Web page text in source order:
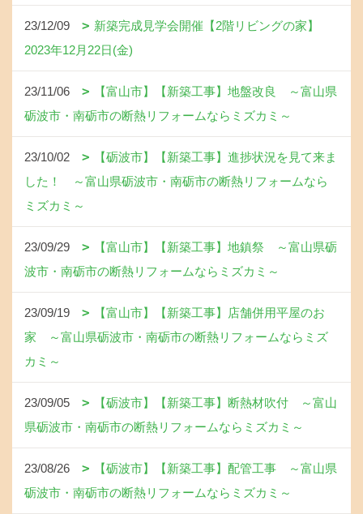
23/12/09
新築完成見学会開催【2階リビングの家】
2023年12月22日(金)
23/11/06
【富山市】【新築工事】地盤改良 ～富山県
砺波市・南砺市の断熱リフォームならミズカミ～
23/10/02
【砺波市】【新築工事】進捗状況を見て来ま
した！ ～富山県砺波市・南砺市の断熱リフォームなら
ミズカミ～
23/09/29
【富山市】【新築工事】地鎮祭 ～富山県砺
波市・南砺市の断熱リフォームならミズカミ～
23/09/19
【富山市】【新築工事】店舗併用平屋のお
家 ～富山県砺波市・南砺市の断熱リフォームならミズ
カミ～
23/09/05
【砺波市】【新築工事】断熱材吹付 ～富山
県砺波市・南砺市の断熱リフォームならミズカミ～
23/08/26
【砺波市】【新築工事】配管工事 ～富山県
砺波市・南砺市の断熱リフォームならミズカミ～